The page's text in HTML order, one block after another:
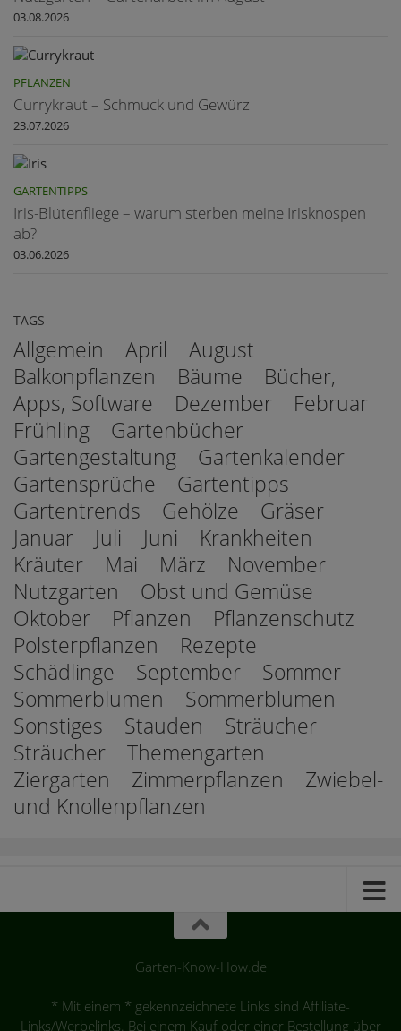
03.08.2026
PFLANZEN
Currykraut – Schmuck und Gewürz
23.07.2026
GARTENTIPPS
Iris-Blütenfliege – warum sterben meine Irisknospen
ab?
03.06.2026
TAGS
Allgemein April
August
Balkonpflanzen
Bäume
Bücher,
Apps, Software
Dezember
Februar
Frühling
Gartenbücher
Gartengestaltung
Gartenkalender
Gartensprüche
Gartentipps
Gartentrends
Gehölze
Gräser
Januar
Juli Juni
Krankheiten
Kräuter
Mai März
November
Nutzgarten
Obst und Gemüse
Oktober
Pflanzen
Pflanzenschutz
Polsterpflanzen
Rezepte
Schädlinge
September
Sommer
Sommerblumen
Sommerblumen
Sonstiges
Stauden
Sträucher
Sträucher
Themengarten
Ziergarten
Zimmerpflanzen
Zwiebel-
und Knollenpflanzen
Garten-Know-How.de
* Mit einem * gekennzeichnete Links sind Affiliate-
Links/Werbelinks. Bei einem Kauf oder einer Bestellung über